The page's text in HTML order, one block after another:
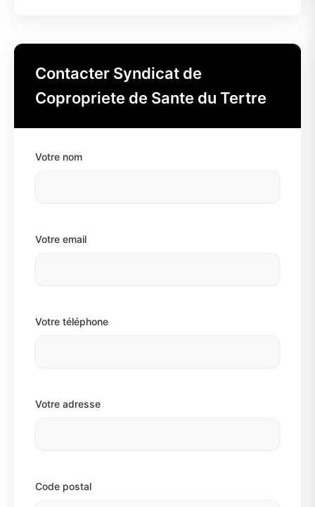
Contacter Syndicat de
Copropriete de Sante du Tertre
Votre nom
Votre email
Votre téléphone
Votre adresse
Code postal